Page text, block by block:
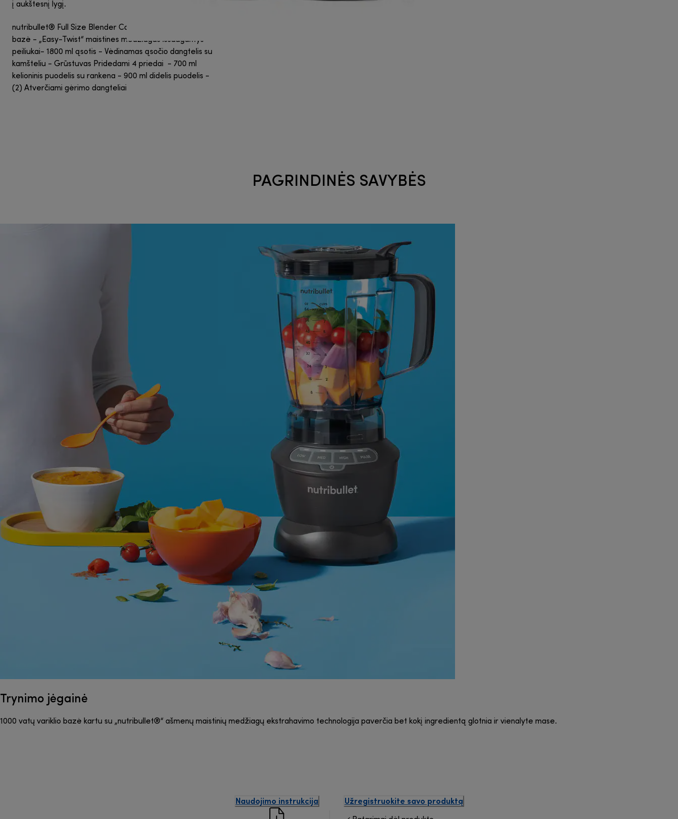
į aukštesnį lygį.
nutribullet® Full Size Blender Combo - 1200 vatų variklio
bazė - „Easy-Twist“ maistines medžiagas išsaugantys
peiliukai- 1800 ml ąsotis - Vėdinamas ąsočio dangtelis su
kamšteliu - Grūstuvas Pridedami 4 priedai - 700 ml
kelioninis puodelis su rankena - 900 ml didelis puodelis -
(2) Atverčiami gėrimo dangteliai
PAGRINDINĖS SAVYBĖS
Trynimo jėgainė
1000 vatų variklio bazė kartu su „nutribullet®“ ašmenų maistinių medžiagų ekstrahavimo technologija paverčia bet kokį ingredientą glotnia ir vienalyte mase.
Naudojimo instrukcija Užregistruokite savo produktą